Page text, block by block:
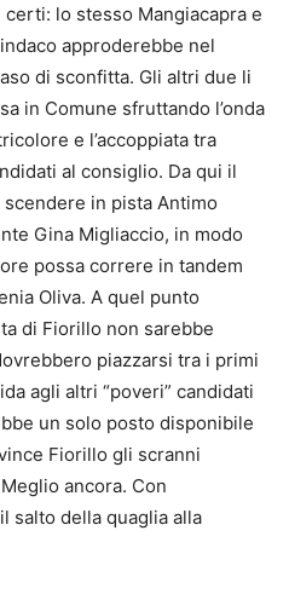
lo stesso Mangiacapra e
approderebbe nel
di sconfitta. Gli altri due li
in Comune sfruttando l’onda
e l’accoppiata tra
al consiglio. Da qui il
in pista Antimo
Gina Migliaccio, in modo
possa correre in tandem
Oliva. A quel punto
di Fiorillo non sarebbe
piazzarsi tra i primi
agli altri “poveri” candidati
un solo posto disponibile
Fiorillo gli scranni
ancora. Con
salto della quaglia alla